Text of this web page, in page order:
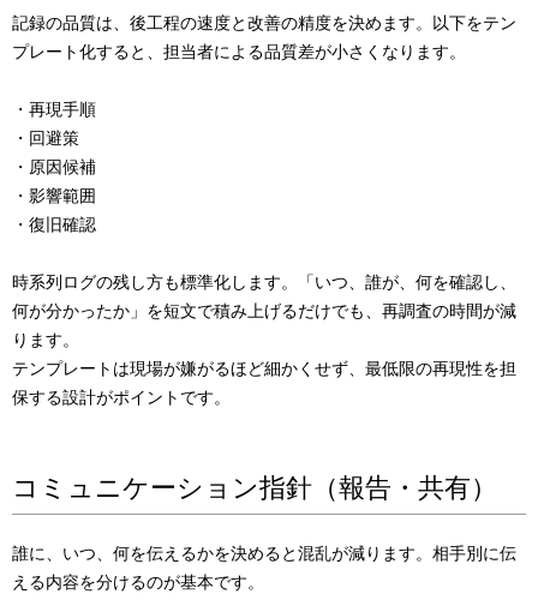
記録の品質は、後工程の速度と改善の精度を決めます。以下をテン
プレート化すると、担当者による品質差が小さくなります。
・再現手順
・回避策
・原因候補
・影響範囲
・復旧確認
時系列ログの残し方も標準化します。「いつ、誰が、何を確認し、
何が分かったか」を短文で積み上げるだけでも、再調査の時間が減
ります。
テンプレートは現場が嫌がるほど細かくせず、最低限の再現性を担
保する設計がポイントです。
コミュニケーション指針（報告・共有）
誰に、いつ、何を伝えるかを決めると混乱が減ります。相手別に伝
える内容を分けるのが基本です。